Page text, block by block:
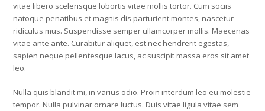
vitae libero scelerisque lobortis vitae mollis tortor. Cum sociis
natoque penatibus et magnis dis parturient montes, nascetur
ridiculus mus. Suspendisse semper ullamcorper mollis. Maecenas
vitae ante ante. Curabitur aliquet, est nec hendrerit egestas,
sapien neque pellentesque lacus, ac suscipit massa eros sit amet
leo.
Nulla quis blandit mi, in varius odio. Proin interdum leo eu molestie
tempor. Nulla pulvinar ornare luctus. Duis vitae ligula vitae sem